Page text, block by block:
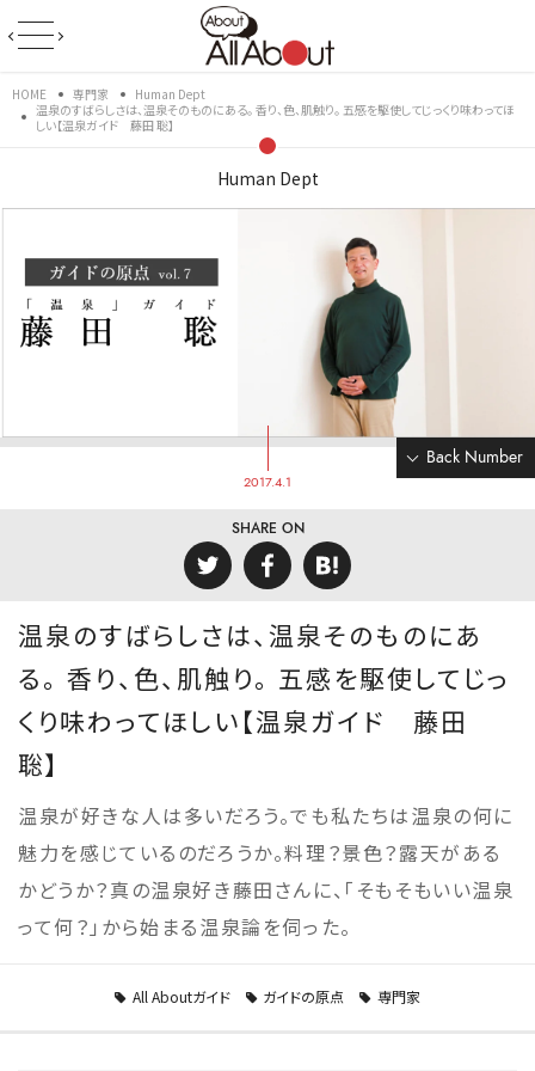
HOME 専門家
Human Dept
温泉のすばらしさは、温泉そのものにある。 香り、色、肌触り。 五感を駆使してじっくり味わってほ
しい【温泉ガイド 藤田 聡】
Human Dept
Back Number
2017.4.1
SHARE ON
温泉のすばらしさは、温泉そのものにあ
る。 香り、色、肌触り。 五感を駆使してじっ
くり味わってほしい【温泉ガイド 藤田
聡】
温泉が好きな人は多いだろう。でも私たちは温泉の何に
魅力を感じているのだろうか。料理？景色？露天がある
かどうか？真の温泉好き藤田さんに、「そもそもいい温泉
って何？」から始まる温泉論を伺った。
All Aboutガイド ガイドの原点 専門家